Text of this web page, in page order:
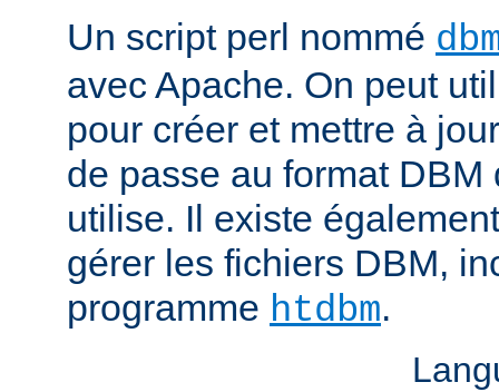
Un script perl nommé
avec Apache. On peut
pour créer et mettre à
de passe au format DBM
utilise. Il existe
gérer les fichiers DBM,
programme htdbm.